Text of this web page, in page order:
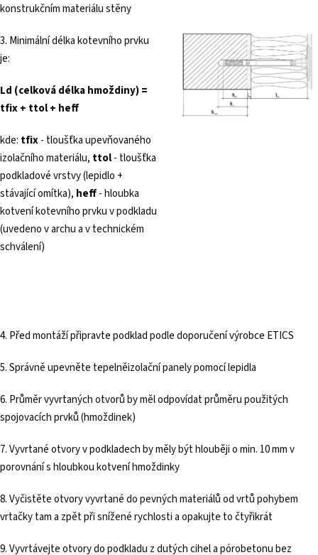
konstrukčním materiálu stěny
3. Minimální délka kotevního prvku
je:
Ld (celková délka hmoždiny) =
tfix + ttol + heff
kde: tfix- tloušťka upevňovaného
izolačního materiálu, ttol- tloušťka
podkladové vrstvy (lepidlo +
stávající omítka), heff- hloubka
kotvení kotevního prvku v podkladu
(uvedeno v archu a v technickém
schválení)
4. Před montáží připravte podklad podle doporučení výrobce ETICS
5. Správně upevněte tepelněizolační panely pomocí lepidla
6. Průměr vyvrtaných otvorů by měl odpovídat průměru použitých
spojovacích prvků (hmoždinek)
7. Vyvrtané otvory v podkladech by měly být hlouběji o min. 10 mm v
porovnání s hloubkou kotvení hmoždinky
8. Vyčistěte otvory vyvrtané do pevných materiálů od vrtů pohybem
vrtačky tam a zpět při snížené rychlosti a opakujte to čtyřikrát
9. Vyvrtávejte otvory do podkladu z dutých cihel a pórobetonu bez